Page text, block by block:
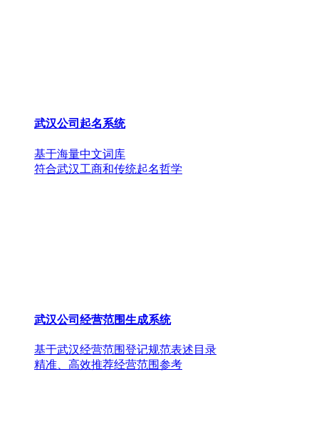
武汉公司起名系统
基于海量中文词库
符合武汉工商和传统起名哲学
武汉公司经营范围生成系统
基于武汉经营范围登记规范表述目录
精准、高效推荐经营范围参考